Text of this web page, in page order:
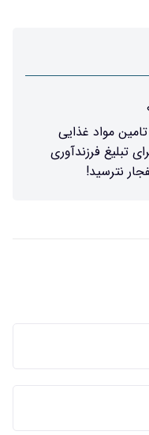
مواد غذایی
تبلیغ فرزندآوری
نترسید!